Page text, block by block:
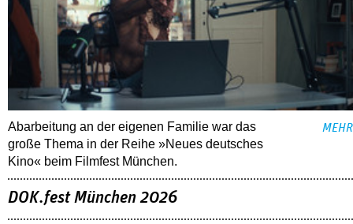
Abarbeitung an der eigenen Familie war das
große Thema in der Reihe »Neues deutsches
Kino« beim Filmfest München.
MEHR
DOK.fest München 2026